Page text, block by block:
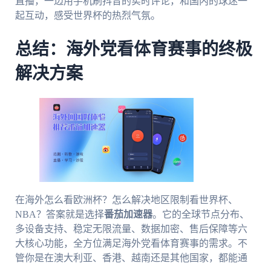
起互动，感受世界杯的热烈气氛。
总结：海外党看体育赛事的终极
解决方案
在海外怎么看欧洲杯？怎么解决地区限制看世界杯、
NBA？答案就是选择番茄加速器。它的全球节点分布、
多设备支持、稳定无限流量、数据加密、售后保障等六
大核心功能，全方位满足海外党看体育赛事的需求。不
管你是在澳大利亚、香港、越南还是其他国家，都能通